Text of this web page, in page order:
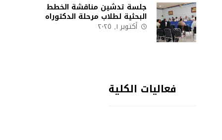
جلسة تدشين مناقشة الخطط
البحثية لطلاب مرحلة الدكتوراه
أكتوبر ١, ٢٠٢٥
فعاليات الكلية